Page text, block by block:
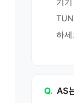
하세
Q. AS